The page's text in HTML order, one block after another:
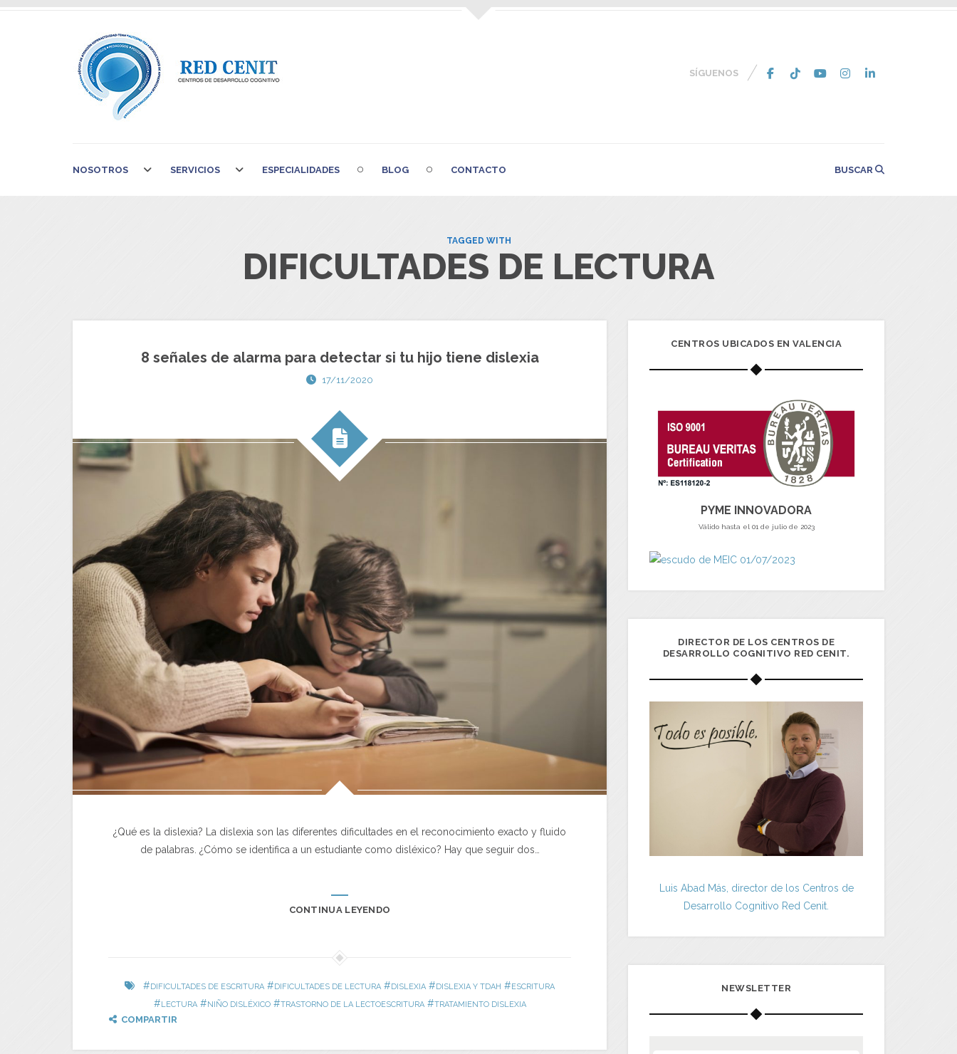
SÍGUENOS
NOSOTROS SERVICIOS ESPECIALIDADES BLOG CONTACTO BUSCAR
TAGGED WITH
DIFICULTADES DE LECTURA
8 señales de alarma para detectar si tu hijo tiene dislexia
17/11/2020
¿Qué es la dislexia? La dislexia son las diferentes dificultades en el reconocimiento exacto y fluido
de palabras. ¿Cómo se identifica a un estudiante como disléxico? Hay que seguir dos…
CONTINUA LEYENDO
#DIFICULTADES DE ESCRITURA #DIFICULTADES DE LECTURA #DISLEXIA #DISLEXIA Y TDAH #ESCRITURA
#LECTURA#NIÑO DISLÉXICO#TRASTORNO DE LA LECTOESCRITURA#TRATAMIENTO DISLEXIA
COMPARTIR
CENTROS UBICADOS EN VALENCIA
PYME INNOVADORA
Válido hasta el 01 de julio de 2023
DIRECTOR DE LOS CENTROS DE
DESARROLLO COGNITIVO RED CENIT.
Luis Abad Más, director de los Centros de
Desarrollo Cognitivo Red Cenit.
NEWSLETTER